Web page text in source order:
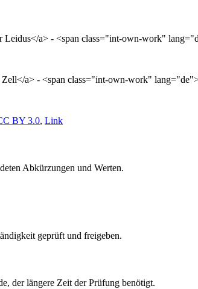
a> - <span class="int-own-work"
a> - <span class="int-own-work"
BY 3.0, Link
Abkürzungen und Werten.
geprüft und freigeben.
der längere Zeit der Prüfung benötigt.